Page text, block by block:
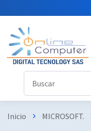
Inicio chevron_right MICROSOFT.